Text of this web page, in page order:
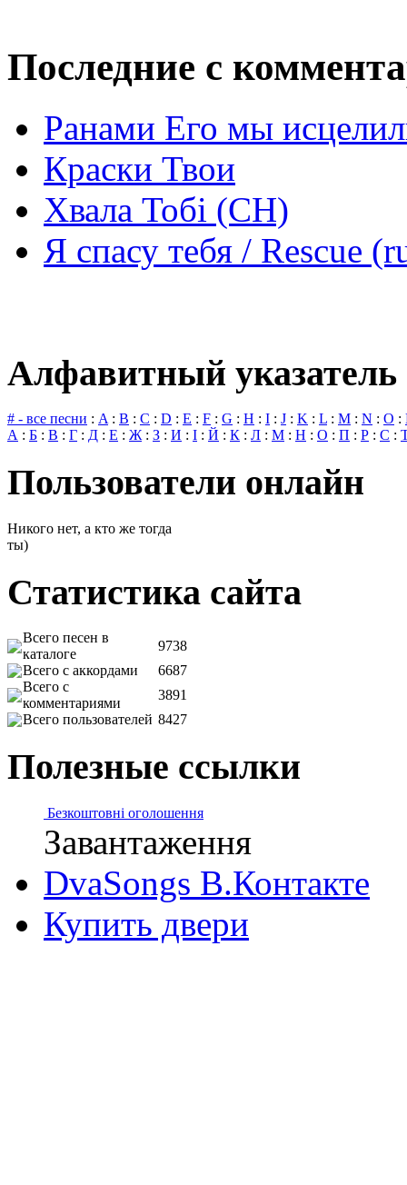
Последние с
Ранами Его мы
Краски Твои
Хвала Тобі (СН)
Я спасу тебя / Rescue
Алфавитный указатель
# - все песни : A: B : C : D : E : F : G : H : I : J : K : L : M : N : O :
А : Б : В : Г : Д : Е : Ж: З : И : І : Й : К : Л : М : Н : О : П : Р : С :
Пользователи онлайн
Никого нет, а кто же тогда
ты)
Статистика сайта
Всего песен в
каталоге
9738
Всего с аккордами
6687
Всего с
комментариями
3891
Всего пользователей 8427
Полезные ссылки
Безкоштовні оголошення
Завантаження
DvaSongs В.Контакте
Купить двери